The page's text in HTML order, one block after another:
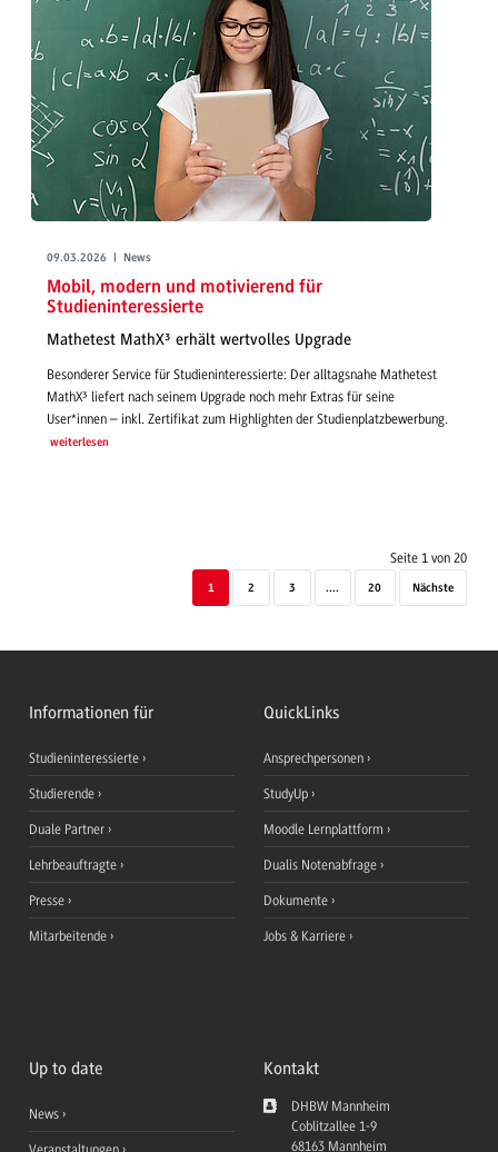
09.03.2026 | News
Mobil, modern und motivierend für
Studieninteressierte
Mathetest MathX³ erhält wertvolles Upgrade
Besonderer Service für Studieninteressierte: Der alltagsnahe Mathetest
MathX³ liefert nach seinem Upgrade noch mehr Extras für seine
User*innen – inkl. Zertifikat zum Highlighten der Studienplatzbewerbung.
weiterlesen
Seite 1 von 20
1 2 3 .... 20 Nächste
Informationen für
Studieninteressierte
Studierende
Duale Partner
Lehrbeauftragte
Presse
Mitarbeitende
QuickLinks
Ansprechpersonen
StudyUp
Moodle Lernplattform
Dualis Notenabfrage
Dokumente
Jobs & Karriere
Up to date
News
Kontakt
DHBW Mannheim
Coblitzallee 1-9
68163 Mannheim